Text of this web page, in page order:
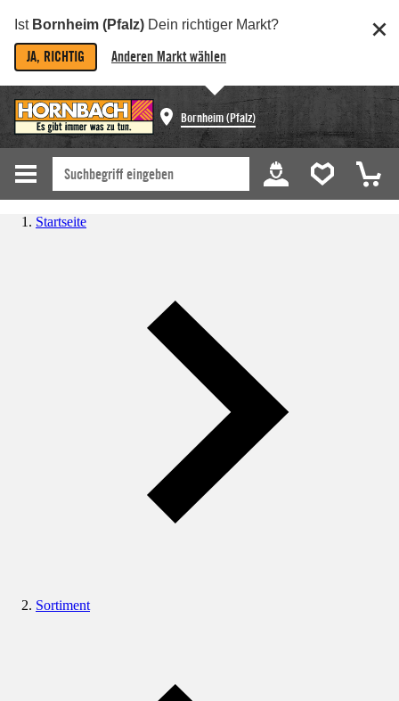
Ist Bornheim (Pfalz) Dein richtiger Markt?
JA, RICHTIG Anderen Markt wählen
Bornheim (Pfalz)
Startseite
Sortiment